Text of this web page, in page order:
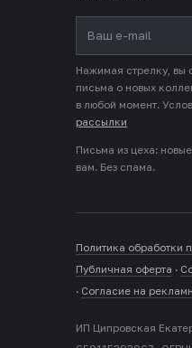
Нажимая стрелку, вы
письма о новых
в любой момент.
рассылки
Письма из цеха:
вам. Без спама.
Политика обработки
Публичная оферта ·
· Согласие на
ИП Ципровская